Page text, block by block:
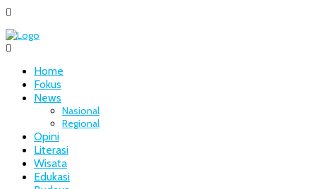
Home
Fokus
News
Nasional
Regional
Opini
Literasi
Wisata
Edukasi